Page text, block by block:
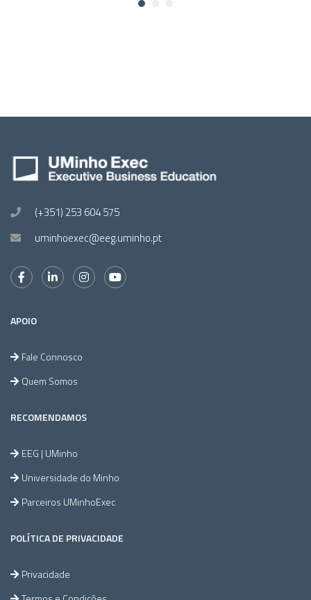
(+351) 253 604 575
uminhoexec@eeg.uminho.pt
APOIO
Fale Connosco
Quem Somos
RECOMENDAMOS
EEG | UMinho
Universidade do Minho
Parceiros UMinhoExec
POLÍTICA DE PRIVACIDADE
Privacidade